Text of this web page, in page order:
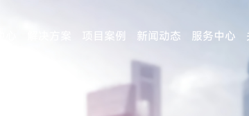
项目案例 新闻动态 服务中心